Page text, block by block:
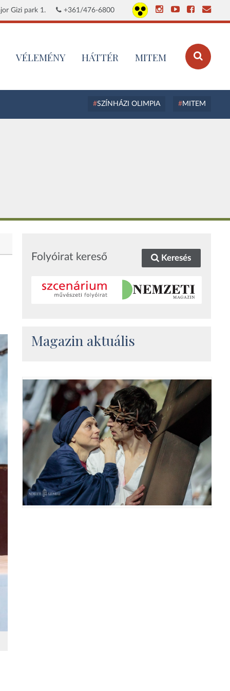
Gizi park 1. +361/476-6800
VÉLEMÉNY HÁTTÉR MITEM
SZÍNHÁZI OLIMPIA MITEM
Folyóirat kereső Keresés
Magazin aktuális